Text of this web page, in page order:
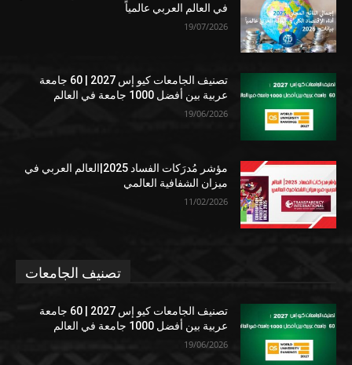
في العالم العربي عالمياً
19/07/2026
تصنيف الجامعات كيو إس 2027 | 60 جامعة
عربية بين أفضل 1000 جامعة في العالم
19/06/2026
مؤشر مُدرَكات الفساد 2025|العالم العربي في
ميزان الشفافية العالمي
11/02/2026
تصنيف الجامعات
تصنيف الجامعات كيو إس 2027 | 60 جامعة
عربية بين أفضل 1000 جامعة في العالم
19/06/2026